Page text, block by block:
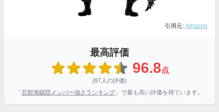
引用元: Amazon
最高評価
96.8点
(87人の評価)
「 百獣海賊団メンバー強さランキング 」で最も高い評価を得ています。